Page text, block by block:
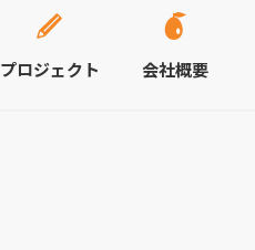
プロジェクト 会社概要